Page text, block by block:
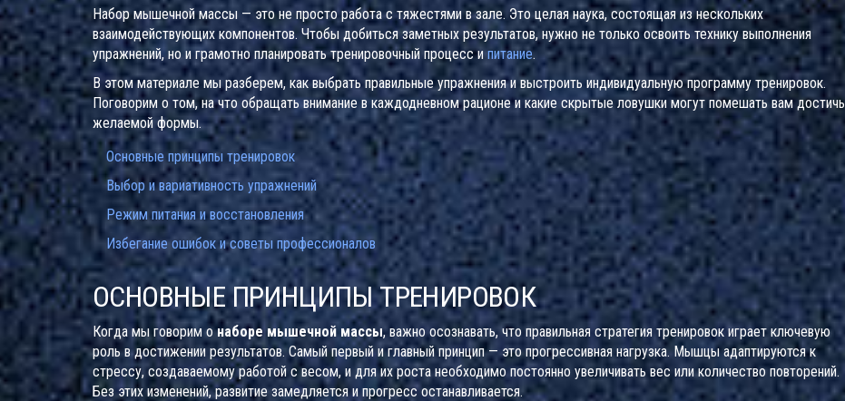
Набор мышечной массы — это не просто работа с тяжестями в зале. Это целая наука, состоящая из нескольких
взаимодействующих компонентов. Чтобы добиться заметных результатов, нужно не только освоить технику выполнения
упражнений, но и грамотно планировать тренировочный процесс ипитание.
В этом материале мы разберем, как выбрать правильные упражнения и выстроить индивидуальную программу тренировок.
Поговорим о том, на что обращать внимание в каждодневном рационе и какие скрытые ловушки могут помешать вам достичь
желаемой формы.
Основные принципы тренировок
Выбор и вариативность упражнений
Режим питания и восстановления
Избегание ошибок и советы профессионалов
ОСНОВНЫЕ ПРИНЦИПЫ ТРЕНИРОВОК
Когда мы говорим онаборе мышечной массы, важно осознавать, что правильная стратегия тренировок играет ключевую
роль в достижении результатов. Самый первый и главный принцип — это прогрессивная нагрузка. Мышцы адаптируются к
стрессу, создаваемому работой с весом, и для их роста необходимо постоянно увеличивать вес или количество повторений.
Без этих изменений, развитие замедляется и прогресс останавливается.